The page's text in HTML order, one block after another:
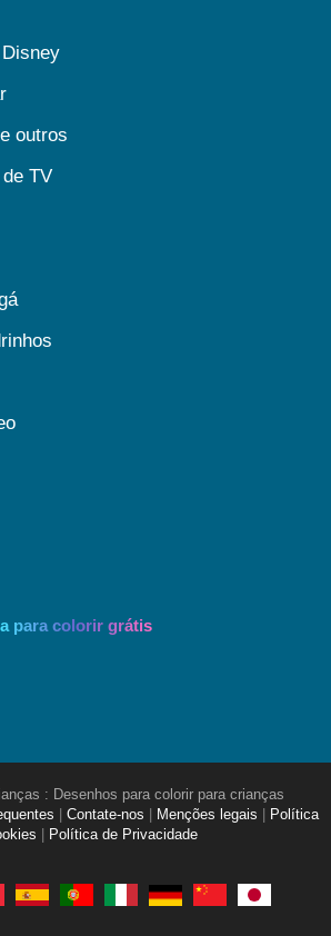
outros
TV
para colorir grátis
: Desenhos para colorir para crianças
Contate-nos Menções legais
Política
Política de Privacidade